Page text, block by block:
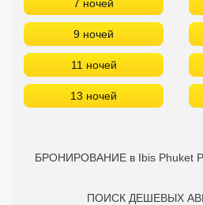
7 ночей
9 ночей
11 ночей
13 ночей
БРОНИРОВАНИЕ в Ibis Phuket
ПОИСК ДЕШЕВЫХ